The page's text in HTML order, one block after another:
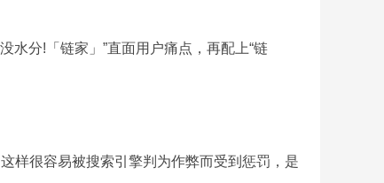
水分!「链家」”直面用户痛点，再配上“链
样很容易被搜索引擎判为作弊而受到惩罚，是